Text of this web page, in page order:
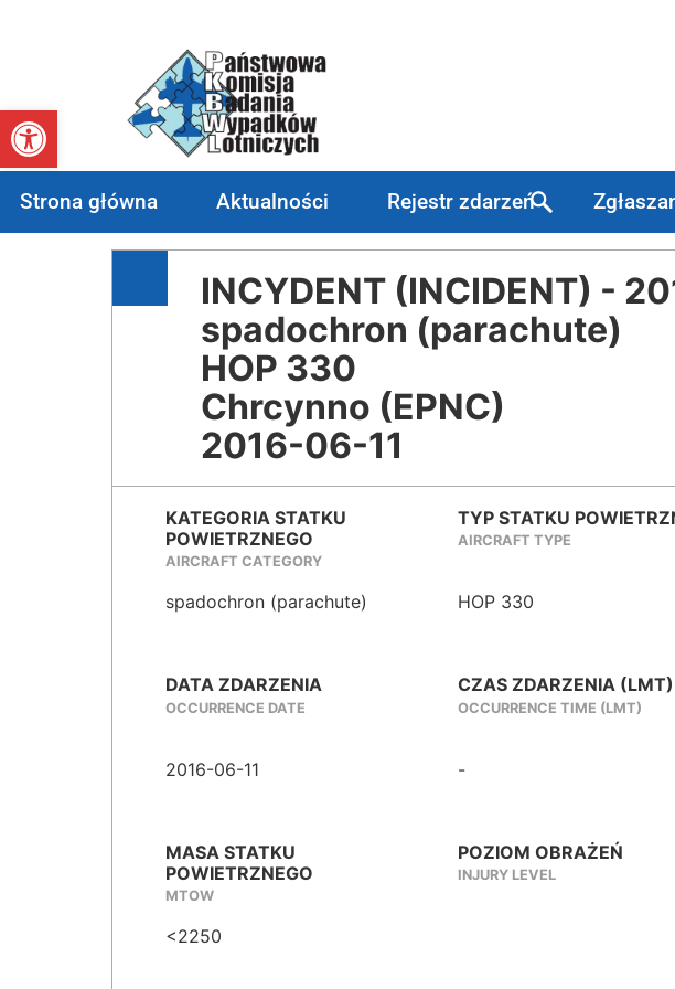
Otwórz pasek narzędzi
Strona główna Aktualności Rejestr zdarzeń
INCYDENT (INCIDENT) -
spadochron (parachute)
HOP 330
Chrcynno (EPNC)
2016-06-11
KATEGORIA STATKU
POWIETRZNEGO
AIRCRAFT CATEGORY
spadochron (parachute)
TYP STATKU
AIRCRAFT TYPE
HOP 330
DATA ZDARZENIA
OCCURRENCE DATE
2016-06-11
CZAS ZDARZENIA (LMT)
OCCURRENCE TIME (LMT)
-
MASA STATKU
POWIETRZNEGO
MTOW
<2250
POZIOM OBRAŻEŃ
INJURY LEVEL